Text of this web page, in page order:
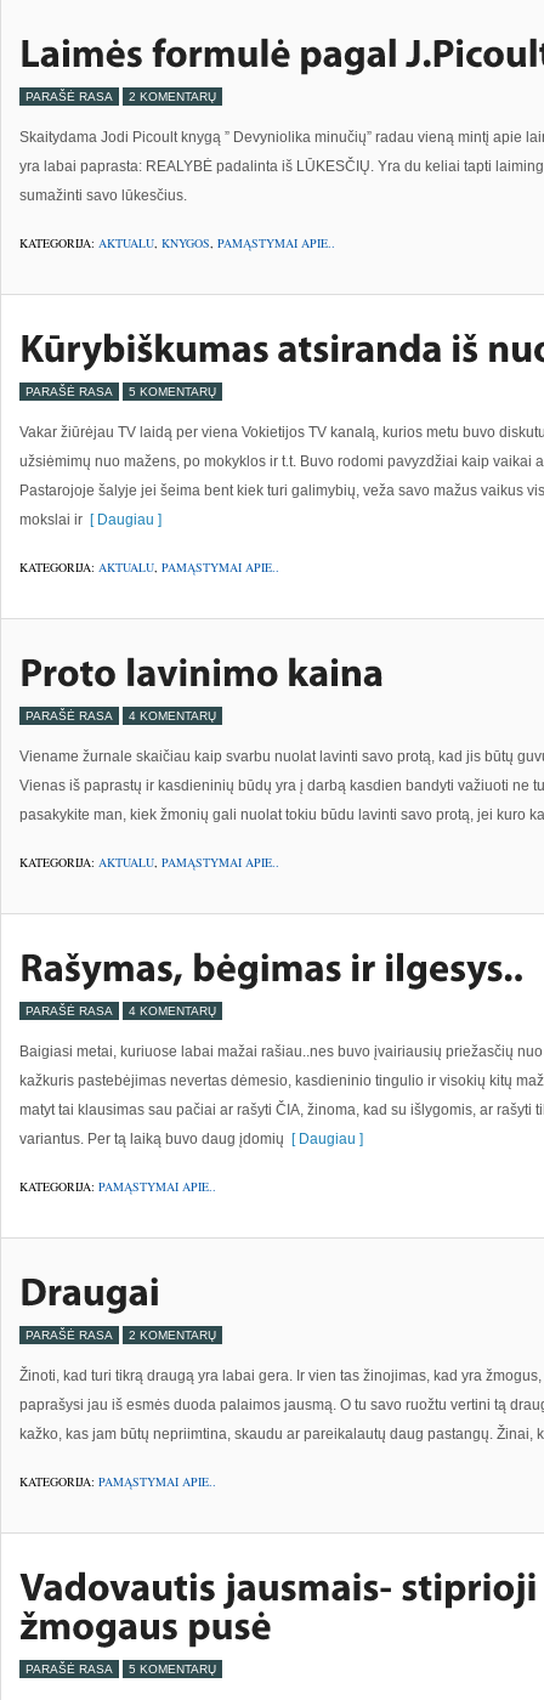
PARAŠĖ RASA 2 KOMENTARŲ
Skaitydama Jodi Picoult knygą ” Devyniolika minučių” radau vieną mintį apie
yra labai paprasta: REALYBĖ padalinta iš LŪKESČIŲ. Yra du keliai tapti
sumažinti savo lūkesčius.
KATEGORIJA: AKTUALU, KNYGOS, PAMĄSTYMAI APIE..
PARAŠĖ RASA 5 KOMENTARŲ
Vakar žiūrėjau TV laidą per viena Vokietijos TV kanalą, kurios metu buvo
užsiėmimų nuo mažens, po mokyklos ir t.t. Buvo rodomi pavyzdžiai kaip vaikai
Pastarojoje šalyje jei šeima bent kiek turi galimybių, veža savo mažus vaikus
mokslai ir [ Daugiau ]
KATEGORIJA: AKTUALU, PAMĄSTYMAI APIE..
PARAŠĖ RASA 4 KOMENTARŲ
Viename žurnale skaičiau kaip svarbu nuolat lavinti savo protą, kad jis būtų
Vienas iš paprastų ir kasdieninių būdų yra į darbą kasdien bandyti važiuoti ne
pasakykite man, kiek žmonių gali nuolat tokiu būdu lavinti savo protą, jei kuro
KATEGORIJA: AKTUALU, PAMĄSTYMAI APIE..
PARAŠĖ RASA 4 KOMENTARŲ
Baigiasi metai, kuriuose labai mažai rašiau..nes buvo įvairiausių priežasčių
kažkuris pastebėjimas nevertas dėmesio, kasdieninio tingulio ir visokių kitų
matyt tai klausimas sau pačiai ar rašyti ČIA, žinoma, kad su išlygomis, ar rašyti
variantus. Per tą laiką buvo daug įdomių [ Daugiau ]
KATEGORIJA: PAMĄSTYMAI APIE..
PARAŠĖ RASA 2 KOMENTARŲ
Žinoti, kad turi tikrą draugą yra labai gera. Ir vien tas žinojimas, kad yra
paprašysi jau iš esmės duoda palaimos jausmą. O tu savo ruožtu vertini tą
kažko, kas jam būtų nepriimtina, skaudu ar pareikalautų daug pastangų. Žinai,
KATEGORIJA: PAMĄSTYMAI APIE..
PARAŠĖ RASA 5 KOMENTARŲ